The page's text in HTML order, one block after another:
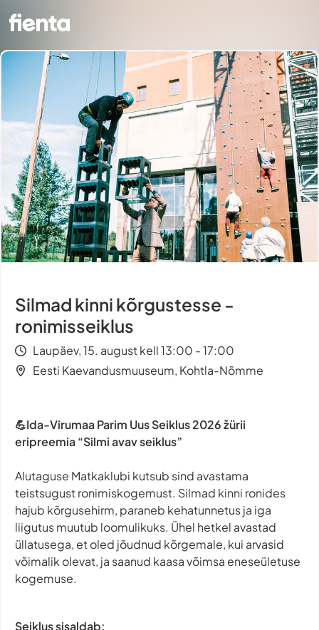
Silmad kinni kõrgustesse -
ronimisseiklus
Laupäev, 15. august kell 13:00 - 17:00
Eesti Kaevandusmuuseum, Kohtla-Nõmme
💪Ida-Virumaa Parim Uus Seiklus 2026 žürii
eripreemia “Silmi avav seiklus”
Alutaguse Matkaklubi kutsub sind avastama
teistsugust ronimiskogemust. Silmad kinni ronides
hajub kõrgusehirm, paraneb kehatunnetus ja iga
liigutus muutub loomulikuks. Ühel hetkel avastad
üllatusega, et oled jõudnud kõrgemale, kui arvasid
võimalik olevat, ja saanud kaasa võimsa eneseületuse
kogemuse.
Seiklus sisaldab: